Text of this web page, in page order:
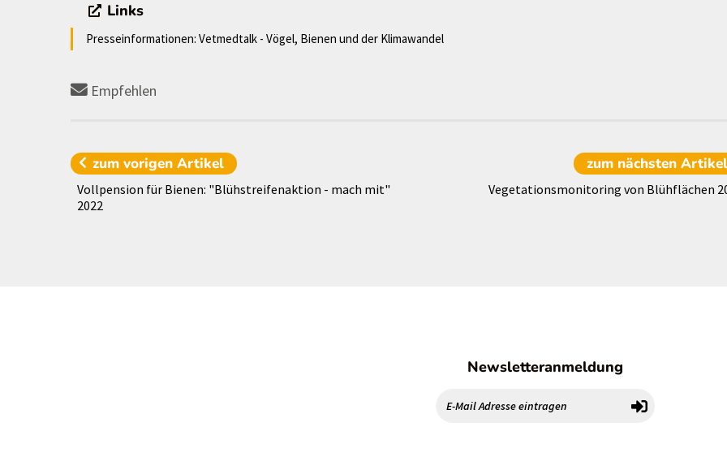
Links
Presseinformationen: Vetmedtalk - Vögel, Bienen und der Klimawandel
Empfehlen
zum vorigenArtikel
Vollpension für Bienen: "Blühstreifenaktion - mach mit"
2022
zum nächsten Artikel
Vegetationsmonitoring von Blühflächen
Newsletteranmeldung